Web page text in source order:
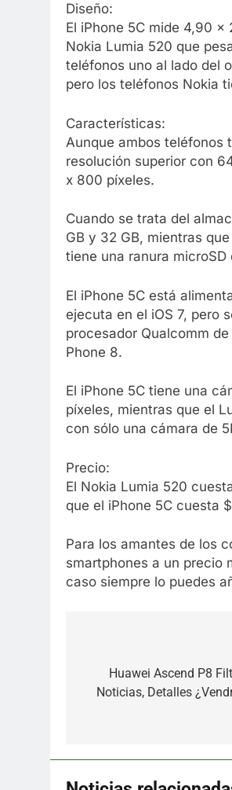
Diseño:
El iPhone 5C mide 4,90
Nokia Lumia 520 que
teléfonos uno al lado del
pero los teléfonos Nokia
Características:
Aunque ambos teléfonos
resolución superior con
x 800 píxeles.
Cuando se trata del
GB y 32 GB, mientras
tiene una ranura
El iPhone 5C está
ejecuta en el iOS 7, pero
procesador Qualcomm
Phone 8.
El iPhone 5C tiene una
píxeles, mientras que el
con sólo una cámara de
Precio:
El Nokia Lumia 520
que el iPhone 5C cuesta
Para los amantes de los
smartphones a un precio
caso siempre lo puedes
entradas
Huawei Ascend P8
Noticias, Detalles